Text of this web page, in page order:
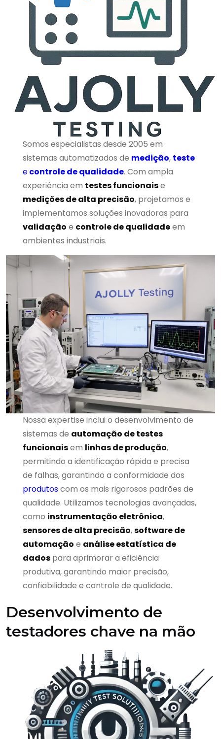
Somos especialistas desde 2005 em
sistemas automatizados de medição, teste
econtrole de qualidade. Com ampla
experiência em testes funcionaise
medições de alta precisão, projetamos e
implementamos soluções inovadoras para
validação e controle de qualidadeem
ambientes industriais.
Nossa expertise inclui o desenvolvimento de
sistemas de automação de testes
funcionaisem linhas de produção,
permitindo a identificação rápida e precisa
de falhas, garantindo a conformidade dos
produtoscom os mais rigorosos padrões de
qualidade. Utilizamos tecnologias avançadas,
como instrumentação eletrônica,
sensores de alta precisão,software de
automação e análise estatística de
dadospara aprimorar a eficiência
produtiva, garantindo maior precisão,
confiabilidade e controle de qualidade.
Desenvolvimento de
testadores chave na mão